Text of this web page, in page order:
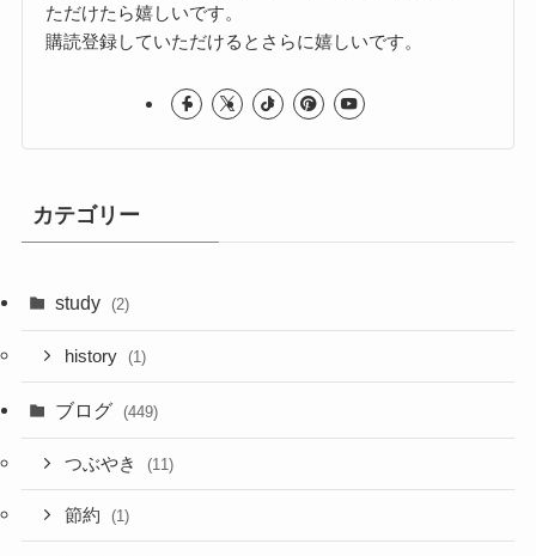
ただけたら嬉しいです。
購読登録していただけるとさらに嬉しいです。
カテゴリー
study (2)
history (1)
ブログ (449)
つぶやき (11)
節約 (1)